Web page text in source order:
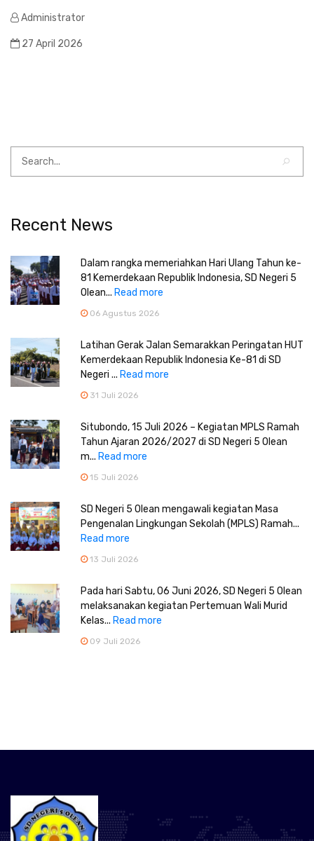
Administrator
27 April 2026
Recent News
Dalam rangka memeriahkan Hari Ulang Tahun ke-
81 Kemerdekaan Republik Indonesia, SD Negeri 5
Olean... Read more
06 Agustus 2026
Latihan Gerak Jalan Semarakkan Peringatan HUT
Kemerdekaan Republik Indonesia Ke-81 di SD
Negeri ... Read more
31 Juli 2026
Situbondo, 15 Juli 2026 – Kegiatan MPLS Ramah
Tahun Ajaran 2026/2027 di SD Negeri 5 Olean
m... Read more
15 Juli 2026
SD Negeri 5 Olean mengawali kegiatan Masa
Pengenalan Lingkungan Sekolah (MPLS) Ramah...
Read more
13 Juli 2026
Pada hari Sabtu, 06 Juni 2026, SD Negeri 5 Olean
melaksanakan kegiatan Pertemuan Wali Murid
Kelas... Read more
09 Juli 2026